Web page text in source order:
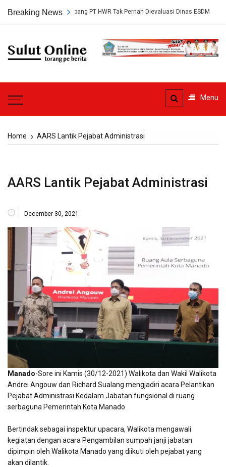
Breaking News
Tambang PT HWR Tak Pernah Dievaluasi Dinas ESDM
Sulut
Menu
Home AARS Lantik Pejabat Administrasi
AARS Lantik Pejabat Administrasi
December 30, 2021
Manado-Sore ini Kamis (30/12-2021) Walikota dan Wakil Walikota
Andrei Angouw dan Richard Sualang mengjadiri acara Pelantikan
Pejabat Administrasi Kedalam Jabatan fungsional di ruang
serbaguna Pemerintah Kota Manado.
Bertindak sebagai inspektur upacara, Walikota mengawali
kegiatan dengan acara Pengambilan sumpah janji jabatan
dipimpin oleh Walikota Manado yang diikuti oleh pejabat yang
akan dilantik.